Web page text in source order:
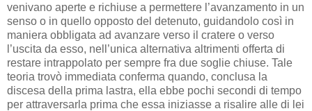
venivano aperte e richiuse a permettere l’avanzamento in un
senso o in quello opposto del detenuto, guidandolo così in
maniera obbligata ad avanzare verso il cratere o verso
l’uscita da esso, nell’unica alternativa altrimenti offerta di
restare intrappolato per sempre fra due soglie chiuse. Tale
teoria trovò immediata conferma quando, conclusa la
discesa della prima lastra, ella ebbe pochi secondi di tempo
per attraversarla prima che essa iniziasse a risalire alle di lei